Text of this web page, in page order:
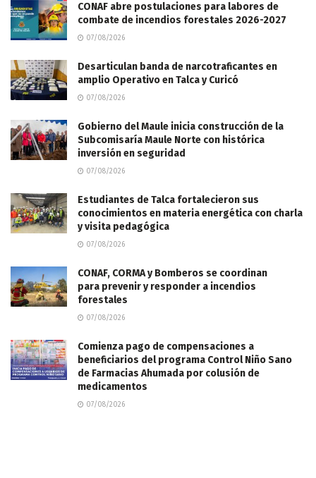
CONAF abre postulaciones para labores de
combate de incendios forestales 2026-2027
07/08/2026
Desarticulan banda de narcotraficantes en
amplio Operativo en Talca y Curicó
07/08/2026
Gobierno del Maule inicia construcción de la
Subcomisaría Maule Norte con histórica
inversión en seguridad
07/08/2026
Estudiantes de Talca fortalecieron sus
conocimientos en materia energética con charla
y visita pedagógica
07/08/2026
CONAF, CORMA y Bomberos se coordinan
para prevenir y responder a incendios
forestales
07/08/2026
Comienza pago de compensaciones a
beneficiarios del programa Control Niño Sano
de Farmacias Ahumada por colusión de
medicamentos
07/08/2026